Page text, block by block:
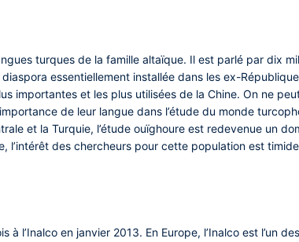
turques de la famille altaïque. Il est parlé par dix
essentiellement installée dans les ex-
importantes et les plus utilisées de la Chine. On ne
de leur langue dans l’étude du monde
et la Turquie, l’étude ouïghoure est redevenue un
l’intérêt des chercheurs pour cette population est
l’Inalco en janvier 2013. En Europe, l’Inalco est l’un